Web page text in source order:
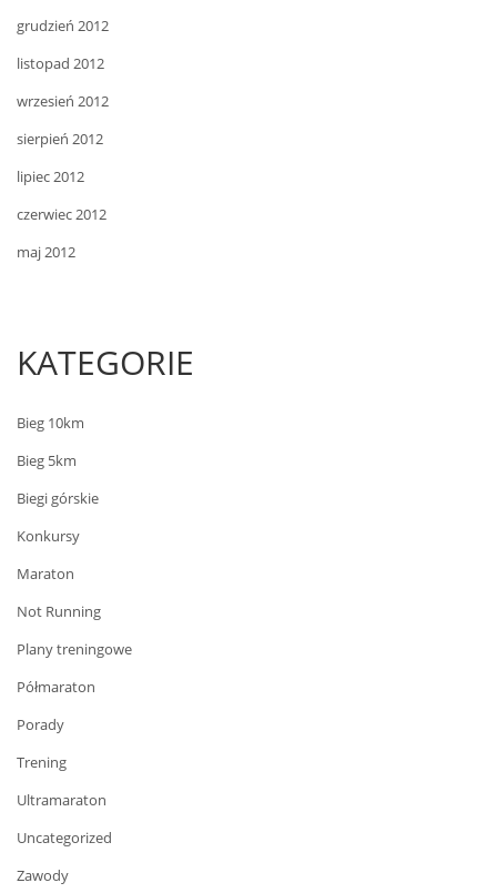
grudzień 2012
listopad 2012
wrzesień 2012
sierpień 2012
lipiec 2012
czerwiec 2012
maj 2012
KATEGORIE
Bieg 10km
Bieg 5km
Biegi górskie
Konkursy
Maraton
Not Running
Plany treningowe
Półmaraton
Porady
Trening
Ultramaraton
Uncategorized
Zawody